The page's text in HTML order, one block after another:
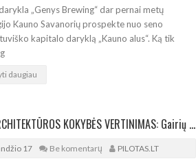
„Genys Brewing“ dar pernai metų
Kauno Savanorių prospekte nuo seno
kapitalo daryklą „Kauno alus“. Ką tik
daugiau
VILNIAUS ARCHITEKTŪROS KOKYBĖS VERTINIMAS: Gairių pristatymas ir diskusija savivaldybėje
17 Be komentarų PILOTAS.LT